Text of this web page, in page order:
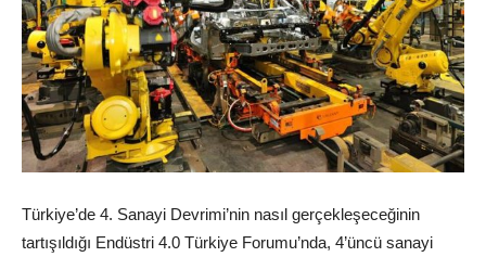
Türkiye’de 4. Sanayi Devrimi’nin nasıl gerçekleşeceğinin
tartışıldığı Endüstri 4.0 Türkiye Forumu’nda, 4’üncü sanayi